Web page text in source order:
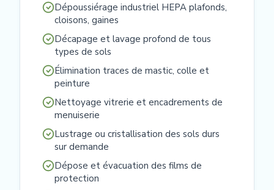
Dépoussiérage industriel HEPA plafonds,
cloisons, gaines
Décapage et lavage profond de tous
types de sols
Élimination traces de mastic, colle et
peinture
Nettoyage vitrerie et encadrements de
menuiserie
Lustrage ou cristallisation des sols durs
sur demande
Dépose et évacuation des films de
protection